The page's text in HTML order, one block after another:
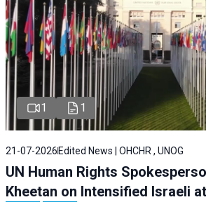
1 1
21-07-2026 Edited News | OHCHR , UNOG
UN Human Rights
Kheetan on Intensified Israeli